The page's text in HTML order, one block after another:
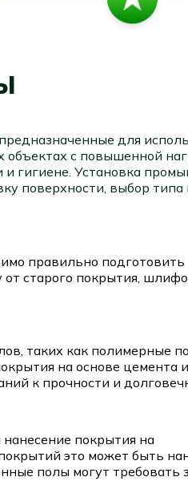
для
с повышенной
и гигиене. Установка
поверхности, выбор типа
правильно подготовить
старого покрытия,
таких как полимерные
на основе цемента
к прочности и
покрытия на
это может быть
полы могут требовать